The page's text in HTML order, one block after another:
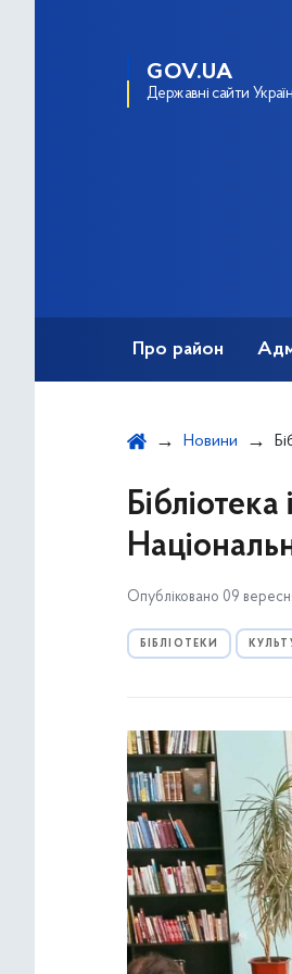
GOV.UA
Державні сайти
Про район
Новини
Опубліковано 09
БІБЛІОТЕКИ